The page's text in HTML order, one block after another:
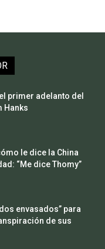
primer adelanto del
Hanks
le dice la China
“Me dice Thomy”
envasados” para
de sus